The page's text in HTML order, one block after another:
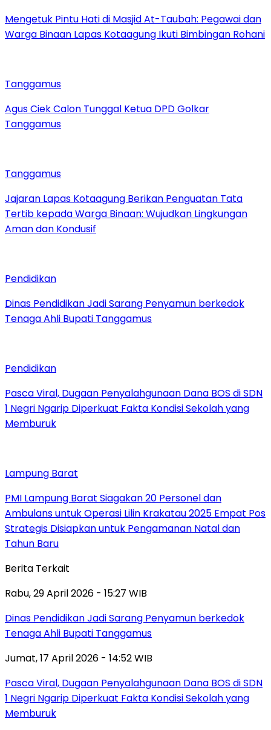
Mengetuk Pintu Hati di Masjid At-Taubah: Pegawai dan
Warga Binaan Lapas Kotaagung Ikuti Bimbingan Rohani
Tanggamus
Agus Ciek Calon Tunggal Ketua DPD Golkar
Tanggamus
Tanggamus
Jajaran Lapas Kotaagung Berikan Penguatan Tata
Tertib kepada Warga Binaan: Wujudkan Lingkungan
Aman dan Kondusif
Pendidikan
Dinas Pendidikan Jadi Sarang Penyamun berkedok
Tenaga Ahli Bupati Tanggamus
Pendidikan
Pasca Viral, Dugaan Penyalahgunaan Dana BOS di SDN
1 Negri Ngarip Diperkuat Fakta Kondisi Sekolah yang
Memburuk
Lampung Barat
PMI Lampung Barat Siagakan 20 Personel dan
Ambulans untuk Operasi Lilin Krakatau 2025 Empat Pos
Strategis Disiapkan untuk Pengamanan Natal dan
Tahun Baru
Berita Terkait
Rabu, 29 April 2026 - 15:27 WIB
Dinas Pendidikan Jadi Sarang Penyamun berkedok
Tenaga Ahli Bupati Tanggamus
Jumat, 17 April 2026 - 14:52 WIB
Pasca Viral, Dugaan Penyalahgunaan Dana BOS di SDN
1 Negri Ngarip Diperkuat Fakta Kondisi Sekolah yang
Memburuk